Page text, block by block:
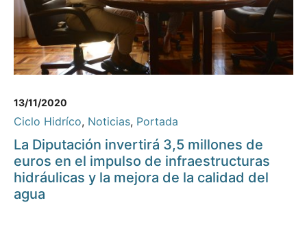
13/11/2020
Ciclo Hidríco, Noticias, Portada
La Diputación invertirá 3,5 millones de
euros en el impulso de infraestructuras
hidráulicas y la mejora de la calidad del
agua